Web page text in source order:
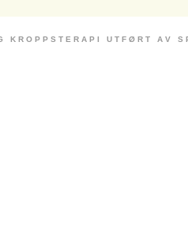
K R O P P S T E R A P I U T F Ø R T A V S